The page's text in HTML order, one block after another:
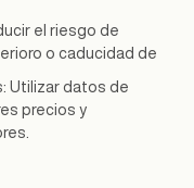
el riesgo de
o caducidad de
Utilizar datos de
precios y